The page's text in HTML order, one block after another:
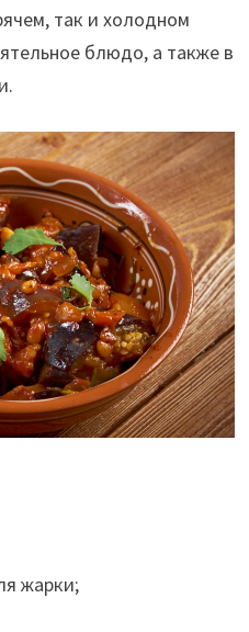
так и холодном
блюдо, а также в
жарки;